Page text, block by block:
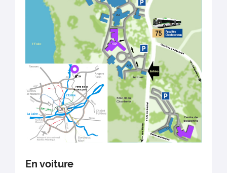
En voiture